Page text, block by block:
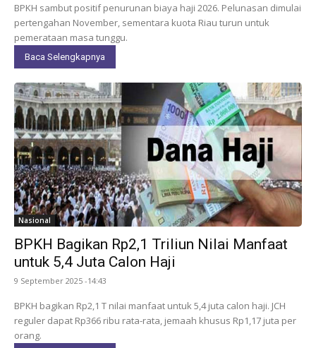
BPKH sambut positif penurunan biaya haji 2026. Pelunasan dimulai
pertengahan November, sementara kuota Riau turun untuk
pemerataan masa tunggu.
Baca Selengkapnya
Nasional
BPKH Bagikan Rp2,1 Triliun Nilai Manfaat
untuk 5,4 Juta Calon Haji
9 September 2025 -14:43
BPKH bagikan Rp2,1 T nilai manfaat untuk 5,4 juta calon haji. JCH
reguler dapat Rp366 ribu rata-rata, jemaah khusus Rp1,17 juta per
orang.